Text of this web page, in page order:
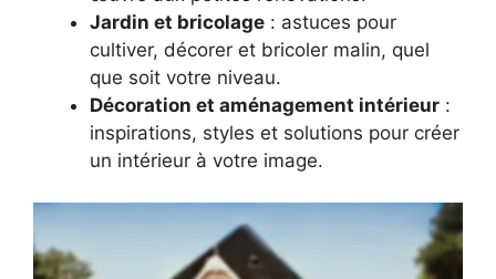
Jardin et bricolage : astuces pour
cultiver, décorer et bricoler malin, quel
que soit votre niveau.
Décoration et aménagement intérieur :
inspirations, styles et solutions pour créer
un intérieur à votre image.